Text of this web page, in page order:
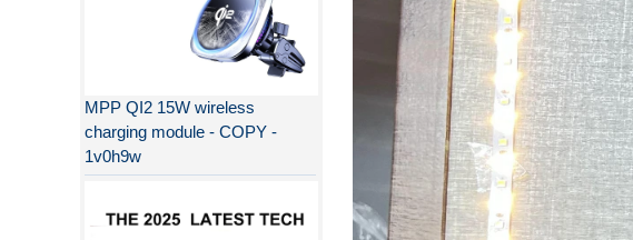
MPP QI2 15W wireless
charging module - COPY -
1v0h9w
QI ?